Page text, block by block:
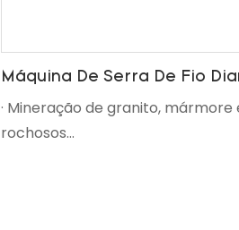
Máquina De Serra De Fio
· Mineração de granito,
rochosos